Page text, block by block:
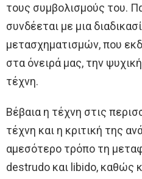
τους συμβολισμούς του.
συνδέεται με μια
μετασχηματισμών, που
στα όνειρά μας, την
τέχνη.
Βέβαια η τέχνη στις
τέχνη και η κριτική της
αμεσότερο τρόπο τη
destrudo και libido, καθώς